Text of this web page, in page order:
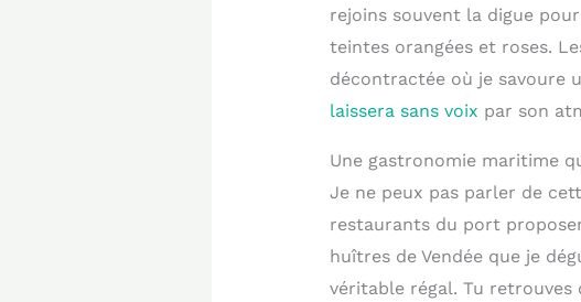
rejoins souvent la digue
teintes orangées et roses.
décontractée où je savoure
laissera sans voix par son
Une gastronomie maritime
Je ne peux pas parler de
restaurants du port
huîtres de Vendée que je
véritable régal. Tu retrouves